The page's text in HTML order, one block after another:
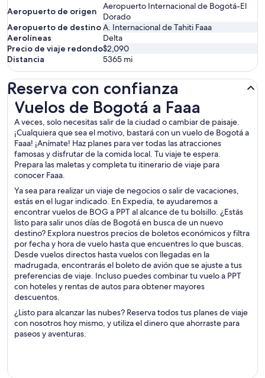
Aeropuerto de origen
Aeropuerto Internacional de Bogotá-El
Dorado
Aeropuerto de destinoA. Internacional de Tahiti Faaa
Aerolíneas
Delta
Precio de viaje redondo$2,090
Distancia
5365 mi
Reserva con confianza
Vuelos de Bogotá a Faaa
A veces, solo necesitas salir de la ciudad o cambiar de paisaje.
¡Cualquiera que sea el motivo, bastará con un vuelo de Bogotá a
Faaa! ¡Anímate! Haz planes para ver todas las atracciones
famosas y disfrutar de la comida local. Tu viaje te espera.
Prepara las maletas y completa tu itinerario de viaje para
conocer Faaa.
Ya sea para realizar un viaje de negocios o salir de vacaciones,
estás en el lugar indicado. En Expedia, te ayudaremos a
encontrar vuelos de BOG a PPT al alcance de tu bolsillo. ¿Estás
listo para salir unos días de Bogotá en busca de un nuevo
destino? Explora nuestros precios de boletos económicos y filtra
por fecha y hora de vuelo hasta que encuentres lo que buscas.
Desde vuelos directos hasta vuelos con llegadas en la
madrugada, encontrarás el boleto de avión que se ajuste a tus
preferencias de viaje. Incluso puedes combinar tu vuelo a PPT
con hoteles y rentas de autos para obtener mayores
descuentos.
¿Listo para alcanzar las nubes? Reserva todos tus planes de viaje
con nosotros hoy mismo, y utiliza el dinero que ahorraste para
paseos y aventuras.
Vuelos de Bogotá a Faaa